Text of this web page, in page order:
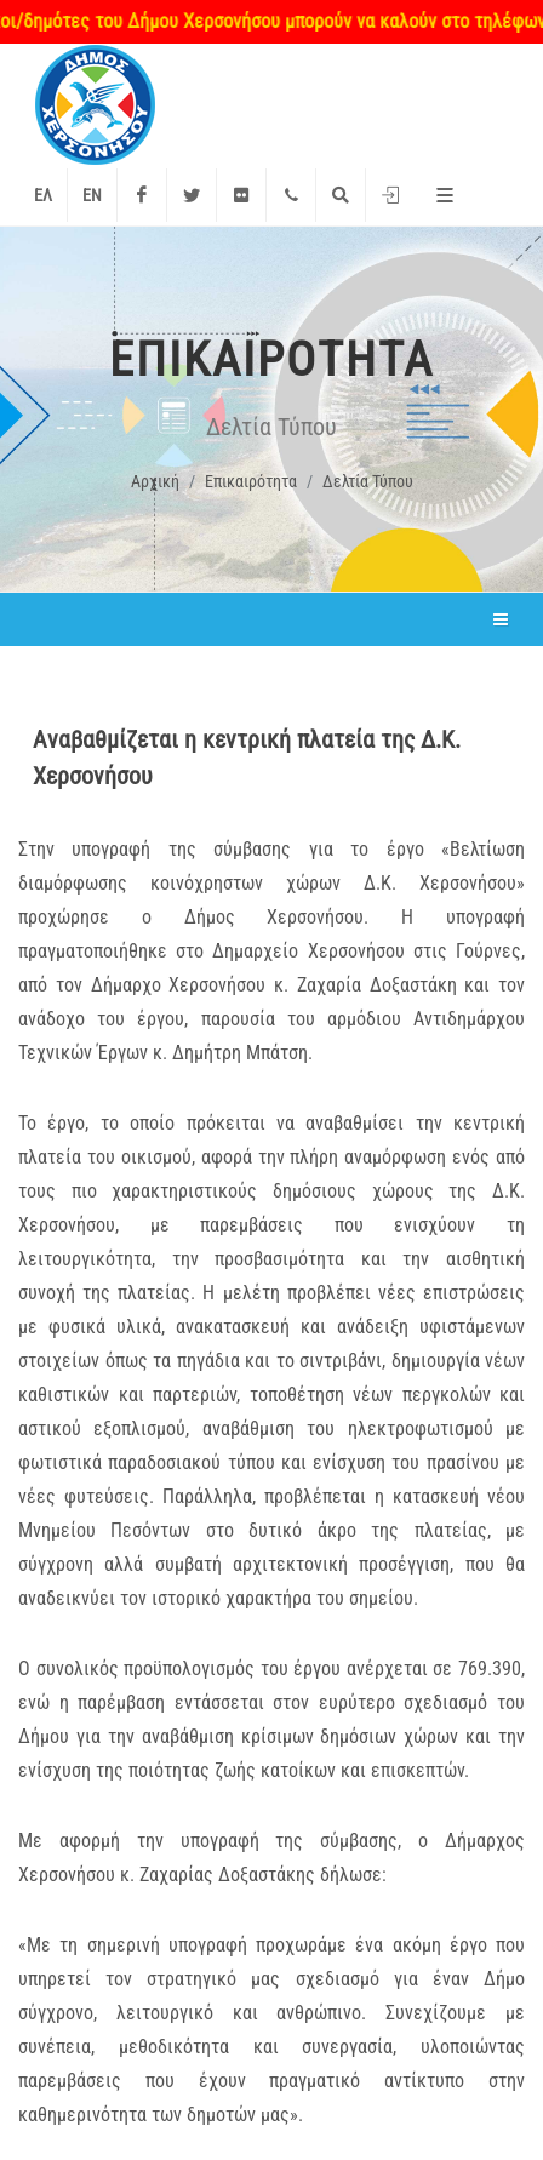
του Δήμου Χερσονήσου μπορούν να καλούν στο τηλέφωνο
ΕΛ EN FacebookTwitter Flickr +2897 340000Αναζήτηση
Είσοδος
ΕΠΙΚΑΙΡΌΤΗΤΑ
Δελτία Τύπου
Αρχική Επικαιρότητα Δελτία Τύπου
Αναβαθμίζεται η κεντρική πλατεία της Δ.Κ.
Χερσονήσου
Στην υπογραφή της σύμβασης για το έργο «Βελτίωση
διαμόρφωσης κοινόχρηστων χώρων Δ.Κ. Χερσονήσου»
προχώρησε ο Δήμος Χερσονήσου. Η υπογραφή
πραγματοποιήθηκε στο Δημαρχείο Χερσονήσου στις Γούρνες,
από τον Δήμαρχο Χερσονήσου κ. Ζαχαρία Δοξαστάκη και τον
ανάδοχο του έργου, παρουσία του αρμόδιου Αντιδημάρχου
Τεχνικών Έργων κ. Δημήτρη Μπάτση.
Το έργο, το οποίο πρόκειται να αναβαθμίσει την κεντρική
πλατεία του οικισμού, αφορά την πλήρη αναμόρφωση ενός από
τους πιο χαρακτηριστικούς δημόσιους χώρους της Δ.Κ.
Χερσονήσου, με παρεμβάσεις που ενισχύουν τη
λειτουργικότητα, την προσβασιμότητα και την αισθητική
συνοχή της πλατείας. Η μελέτη προβλέπει νέες επιστρώσεις
με φυσικά υλικά, ανακατασκευή και ανάδειξη υφιστάμενων
στοιχείων όπως τα πηγάδια και το σιντριβάνι, δημιουργία νέων
καθιστικών και παρτεριών, τοποθέτηση νέων περγκολών και
αστικού εξοπλισμού, αναβάθμιση του ηλεκτροφωτισμού με
φωτιστικά παραδοσιακού τύπου και ενίσχυση του πρασίνου με
νέες φυτεύσεις. Παράλληλα, προβλέπεται η κατασκευή νέου
Μνημείου Πεσόντων στο δυτικό άκρο της πλατείας, με
σύγχρονη αλλά συμβατή αρχιτεκτονική προσέγγιση, που θα
αναδεικνύει τον ιστορικό χαρακτήρα του σημείου.
Ο συνολικός προϋπολογισμός του έργου ανέρχεται σε 769.390,
ενώ η παρέμβαση εντάσσεται στον ευρύτερο σχεδιασμό του
Δήμου για την αναβάθμιση κρίσιμων δημόσιων χώρων και την
ενίσχυση της ποιότητας ζωής κατοίκων και επισκεπτών.
Με αφορμή την υπογραφή της σύμβασης, ο Δήμαρχος
Χερσονήσου κ. Ζαχαρίας Δοξαστάκης δήλωσε:
«Με τη σημερινή υπογραφή προχωράμε ένα ακόμη έργο που
υπηρετεί τον στρατηγικό μας σχεδιασμό για έναν Δήμο
σύγχρονο, λειτουργικό και ανθρώπινο. Συνεχίζουμε με
συνέπεια, μεθοδικότητα και συνεργασία, υλοποιώντας
παρεμβάσεις που έχουν πραγματικό αντίκτυπο στην
καθημερινότητα των δημοτών μας».